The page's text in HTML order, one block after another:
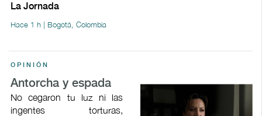
La Jornada
Hace 1 h | Bogotá, Colombia
OPINIÓN
Antorcha y espada
No cegaron tu luz ni las
ingentes torturas,